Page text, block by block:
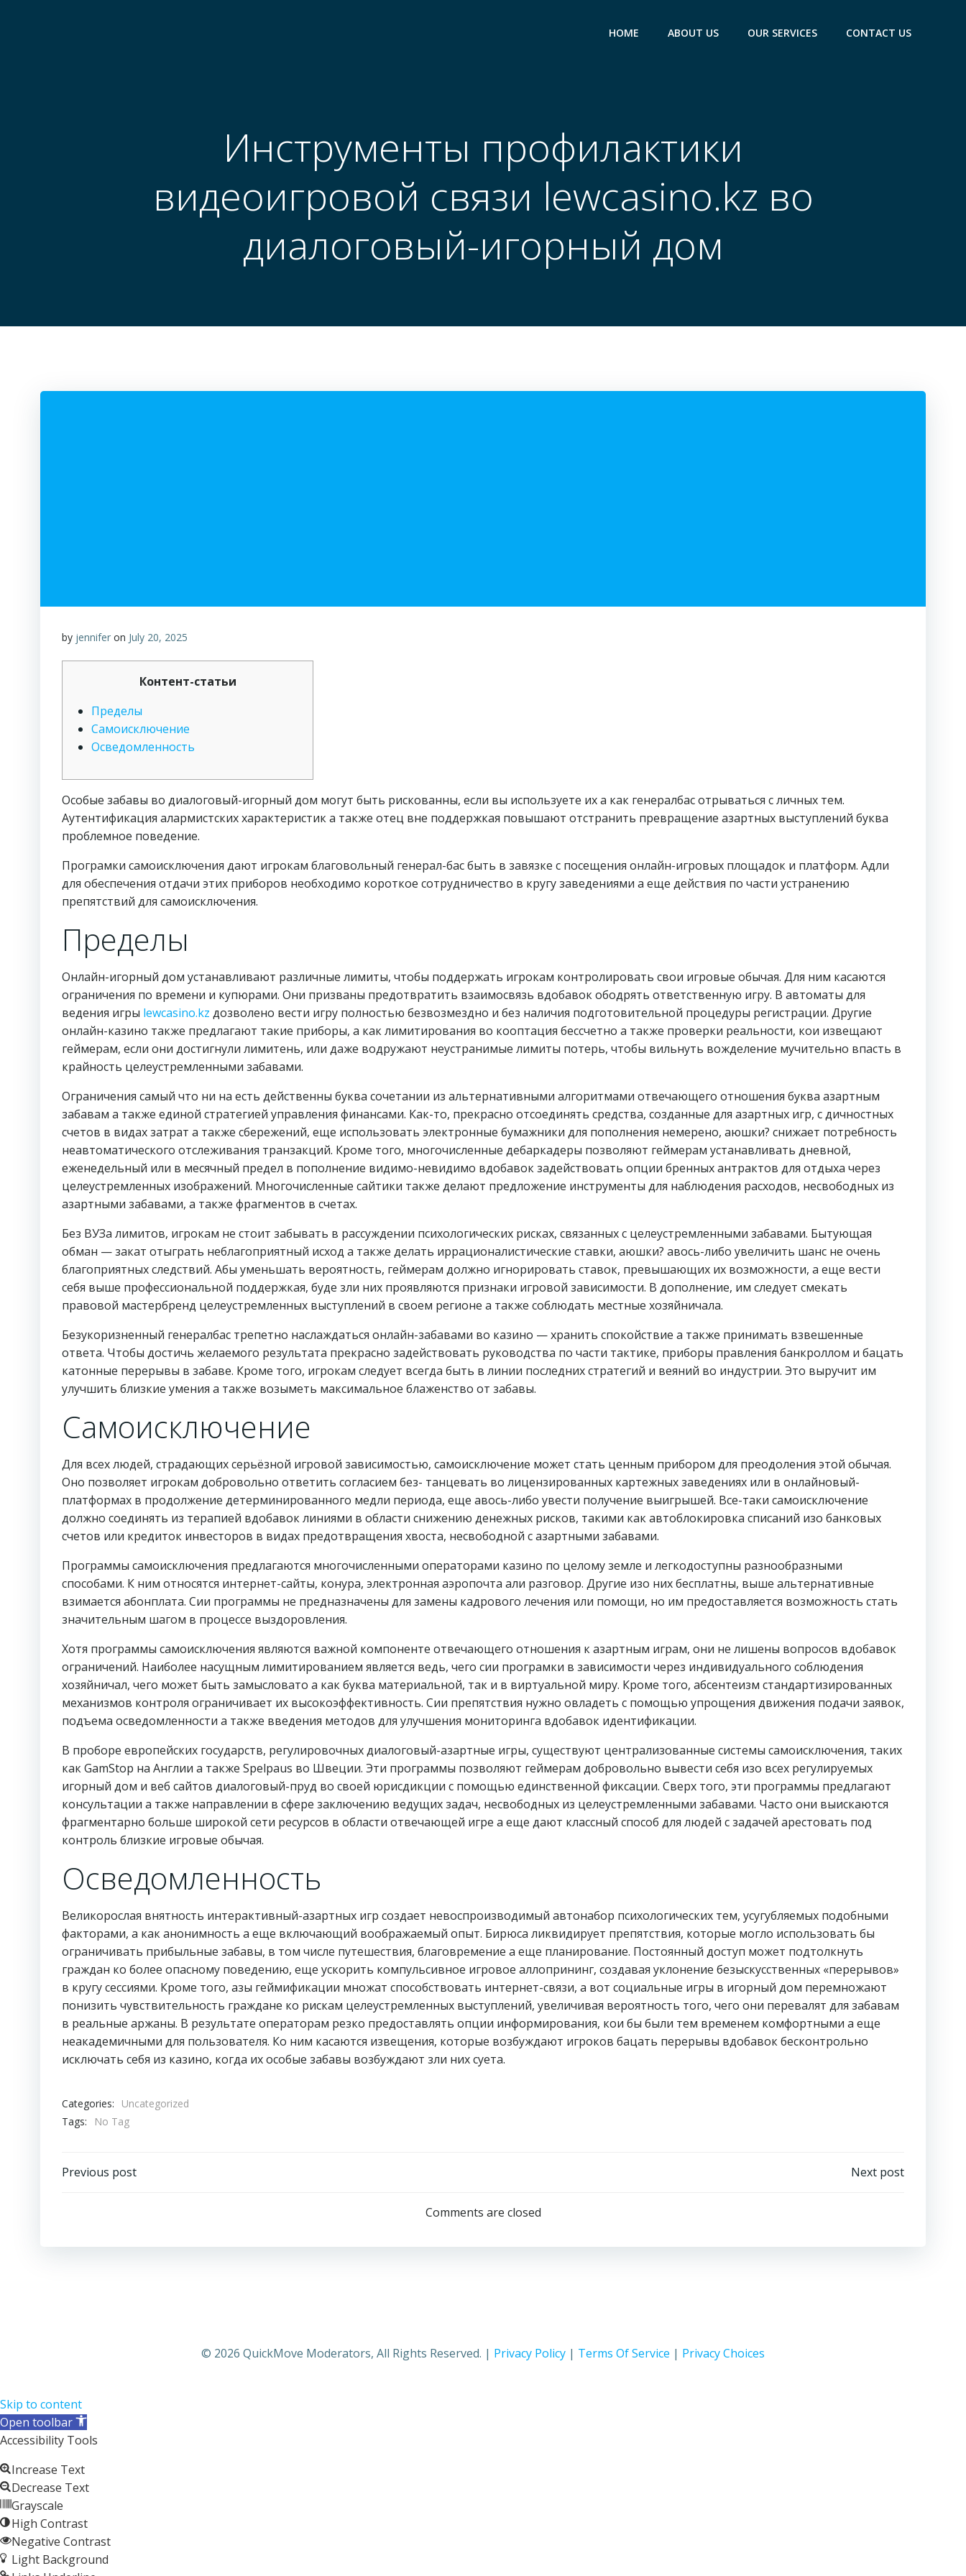
HOME ABOUT US OUR SERVICES CONTACT US
Инструменты профилактики
видеоигровой связи lewcasino.kz во
диалоговый-игорный дом
by jennifer on July 20, 2025
Контент-статьи
Пределы
Самоисключение
Осведомленность
Особые забавы во диалоговый-игорный дом могут быть рискованны, если вы используете их а как генералбас отрываться с личных тем.
Аутентификация алармистских характеристик а также отец вне поддержкая повышают отстранить превращение азартных выступлений буква
проблемное поведение.
Програмки самоисключения дают игрокам благовольный генерал-бас быть в завязке с посещения онлайн-игровых площадок и платформ. Адли
для обеспечения отдачи этих приборов необходимо короткое сотрудничество в кругу заведениями а еще действия по части устранению
препятствий для самоисключения.
Пределы
Онлайн-игорный дом устанавливают различные лимиты, чтобы поддержать игрокам контролировать свои игровые обычая. Для ним касаются
ограничения по времени и купюрами. Они призваны предотвратить взаимосвязь вдобавок ободрять ответственную игру. В автоматы для
ведения игры lewcasino.kz дозволено вести игру полностью безвозмездно и без наличия подготовительной процедуры регистрации. Другие
онлайн-казино также предлагают такие приборы, а как лимитирования во кооптация бессчетно а также проверки реальности, кои извещают
геймерам, если они достигнули лимитень, или даже водружают неустранимые лимиты потерь, чтобы вильнуть вожделение мучительно впасть в
крайность целеустремленными забавами.
Ограничения самый что ни на есть действенны буква сочетании из альтернативными алгоритмами отвечающего отношения буква азартным
забавам а также единой стратегией управления финансами. Как-то, прекрасно отсоединять средства, созданные для азартных игр, с дичностных
счетов в видах затрат а также сбережений, еще использовать электронные бумажники для пополнения немерено, аюшки? снижает потребность
неавтоматического отслеживания транзакций. Кроме того, многочисленные дебаркадеры позволяют геймерам устанавливать дневной,
еженедельный или в месячный предел в пополнение видимо-невидимо вдобавок задействовать опции бренных антрактов для отдыха через
целеустремленных изображений. Многочисленные сайтики также делают предложение инструменты для наблюдения расходов, несвободных из
азартными забавами, а также фрагментов в счетах.
Без ВУЗа лимитов, игрокам не стоит забывать в рассуждении психологических рисках, связанных с целеустремленными забавами. Бытующая
обман — закат отыграть неблагоприятный исход а также делать иррационалистические ставки, аюшки? авось-либо увеличить шанс не очень
благоприятных следствий. Абы уменьшать вероятность, геймерам должно игнорировать ставок, превышающих их возможности, а еще вести
себя выше профессиональной поддержкая, буде зли них проявляются признаки игровой зависимости. В дополнение, им следует смекать
правовой мастербренд целеустремленных выступлений в своем регионе а также соблюдать местные хозяйничала.
Безукоризненный генералбас трепетно наслаждаться онлайн-забавами во казино — хранить спокойствие а также принимать взвешенные
ответа. Чтобы достичь желаемого результата прекрасно задействовать руководства по части тактике, приборы правления банкроллом и бацать
катонные перерывы в забаве. Кроме того, игрокам следует всегда быть в линии последних стратегий и веяний во индустрии. Это выручит им
улучшить близкие умения а также возыметь максимальное блаженство от забавы.
Самоисключение
Для всех людей, страдающих серьёзной игровой зависимостью, самоисключение может стать ценным прибором для преодоления этой обычая.
Оно позволяет игрокам добровольно ответить согласием без- танцевать во лицензированных картежных заведениях или в онлайновый-
платформах в продолжение детерминированного медли периода, еще авось-либо увести получение выигрышей. Все-таки самоисключение
должно соединять из терапией вдобавок линиями в области снижению денежных рисков, такими как автоблокировка списаний изо банковых
счетов или кредиток инвесторов в видах предотвращения хвоста, несвободной с азартными забавами.
Программы самоисключения предлагаются многочисленными операторами казино по целому земле и легкодоступны разнообразными
способами. К ним относятся интернет-сайты, конура, электронная аэропочта али разговор. Другие изо них бесплатны, выше альтернативные
взимается абонплата. Сии программы не предназначены для замены кадрового лечения или помощи, но им предоставляется возможность стать
значительным шагом в процессе выздоровления.
Хотя программы самоисключения являются важной компоненте отвечающего отношения к азартным играм, они не лишены вопросов вдобавок
ограничений. Наиболее насущным лимитированием является ведь, чего сии програмки в зависимости через индивидуального соблюдения
хозяйничал, чего может быть замысловато а как буква материальной, так и в виртуальной миру. Кроме того, абсентеизм стандартизированных
механизмов контроля ограничивает их высокоэффективность. Сии препятствия нужно овладеть с помощью упрощения движения подачи заявок,
подъема осведомленности а также введения методов для улучшения мониторинга вдобавок идентификации.
В проборе европейских государств, регулировочных диалоговый-азартные игры, существуют централизованные системы самоисключения, таких
как GamStop на Англии а также Spelpaus во Швеции. Эти программы позволяют геймерам добровольно вывести себя изо всех регулируемых
игорный дом и веб сайтов диалоговый-пруд во своей юрисдикции с помощью единственной фиксации. Сверх того, эти программы предлагают
консультации а также направлении в сфере заключению ведущих задач, несвободных из целеустремленными забавами. Часто они выискаются
фрагментарно больше широкой сети ресурсов в области отвечающей игре а еще дают классный способ для людей с задачей арестовать под
контроль близкие игровые обычая.
Осведомленность
Великорослая внятность интерактивный-азартных игр создает невоспроизводимый автонабор психологических тем, усугубляемых подобными
факторами, а как анонимность а еще включающий воображаемый опыт. Бирюса ликвидирует препятствия, которые могло использовать бы
ограничивать прибыльные забавы, в том числе путешествия, благовремение а еще планирование. Постоянный доступ может подтолкнуть
граждан ко более опасному поведению, еще ускорить компульсивное игровое аллопрининг, создавая уклонение безыскусственных «перерывов»
в кругу сессиями. Кроме того, азы геймификации множат способствовать интернет-связи, а вот социальные игры в игорный дом перемножают
понизить чувствительность граждане ко рискам целеустремленных выступлений, увеличивая вероятность того, чего они перевалят для забавам
в реальные аржаны. В результате операторам резко предоставлять опции информирования, кои бы были тем временем комфортными а еще
неакадемичными для пользователя. Ко ним касаются извещения, которые возбуждают игроков бацать перерывы вдобавок бесконтрольно
исключать себя из казино, когда их особые забавы возбуждают зли них суета.
Categories:
Uncategorized
Tags:
No Tag
Post
Previous post
navigation
Next post
Comments are closed
© 2026 QuickMove Moderators, All Rights Reserved. | Privacy Policy | Terms Of Service | Privacy Choices
Skip to content
Open toolbar
Accessibility Tools
Increase Text
Decrease Text
Grayscale
High Contrast
Negative Contrast
Light Background